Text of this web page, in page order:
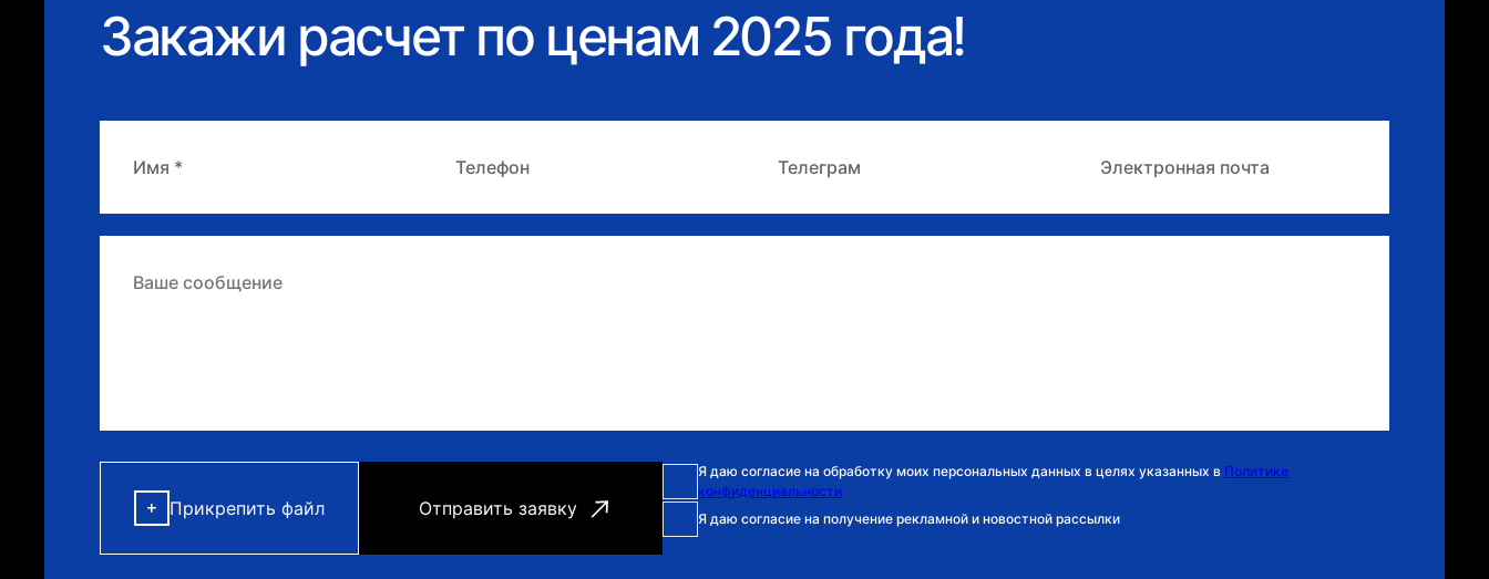
Закажи расчет по ценам 2025 года!
Прикрепить файл
Я даю согласие на обработку моих персональных данных в целях указанных в Политике
конфиденциальности
Я даю согласие на получение рекламной и новостной рассылки